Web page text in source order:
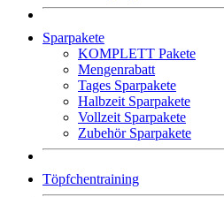
Sparpakete
KOMPLETT Pakete
Mengenrabatt
Tages Sparpakete
Halbzeit Sparpakete
Vollzeit Sparpakete
Zubehör Sparpakete
Töpfchentraining